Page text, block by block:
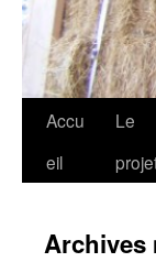
Aller
Accu
eil
Le
Archives